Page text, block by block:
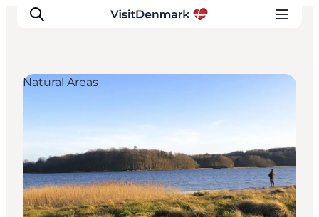
Inspirations
Destinations
Quoi faire
Hébergements
Planifiez votre voyage
Natural Areas